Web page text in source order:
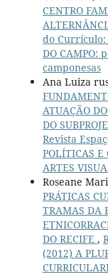
CENTRO
do Currículo:
DO CAMPO:
camponesas
Ana Luiza
ATUAÇÃO
DO
Revista
POLÍTICAS E
ARTES
Roseane
PRÁTICAS
TRAMAS DA
DO RECIFE ,
(2012) A